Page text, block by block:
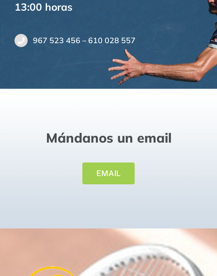
13:00 horas
967 523 456 – 610 028 557
Mándanos un email
EMAIL